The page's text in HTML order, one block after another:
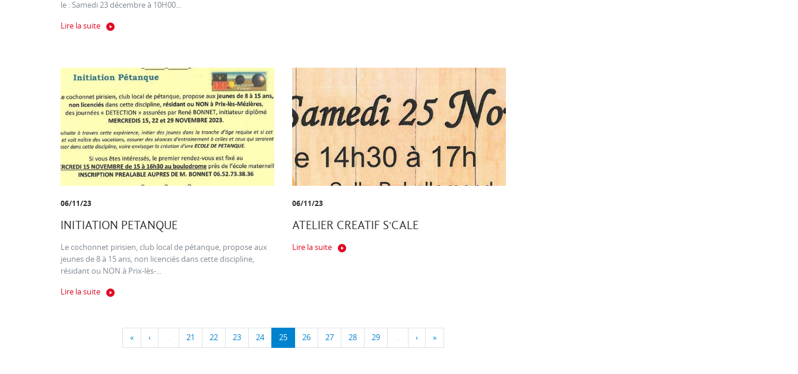
le : Samedi 23 décembre à 10H00...
Lire la suite
06/11/23
INITIATION PETANQUE
Le cochonnet pirisien, club local de pétanque, propose aux
jeunes de 8 à 15 ans, non licenciés dans cette discipline,
résidant ou NON à Prix-lès-...
Lire la suite
06/11/23
ATELIER CREATIF S'CALE
Lire la suite
« ‹ … 21 22 23 24 25 26 27 28 29 … › »